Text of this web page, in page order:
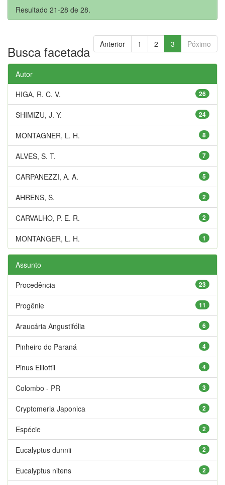
Resultado 21-28 de 28.
Anterior 1 2 3 Póximo
Busca facetada
Autor
26
HIGA, R. C. V.
24
SHIMIZU, J. Y.
8
MONTAGNER, L. H.
7
ALVES, S. T.
5
CARPANEZZI, A. A.
2
AHRENS, S.
2
CARVALHO, P. E. R.
1
MONTANGER, L. H.
Assunto
23
Procedência
11
Progênie
6
Araucária Angustifólia
4
Pinheiro do Paraná
4
Pinus Elliottii
3
Colombo - PR
2
Cryptomeria Japonica
2
Espécie
2
Eucalyptus dunnii
2
Eucalyptus nitens